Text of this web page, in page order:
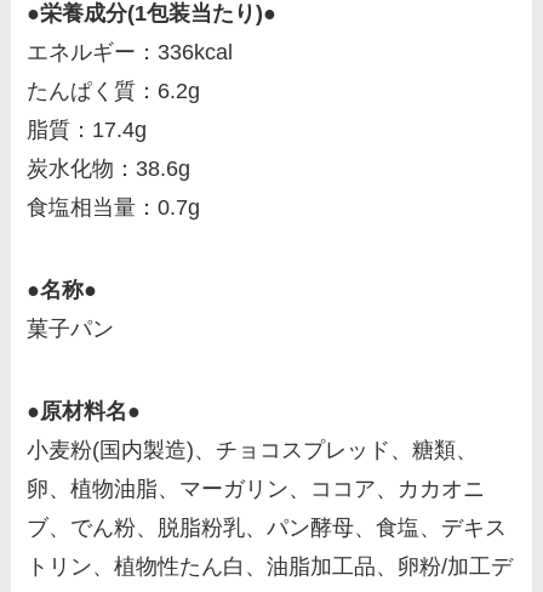
●栄養成分(1包装当たり)●
エネルギー：336kcal
たんぱく質：6.2g
脂質：17.4g
炭水化物：38.6g
食塩相当量：0.7g
●名称●
菓子パン
●原材料名●
小麦粉(国内製造)、チョコスプレッド、糖類、
卵、植物油脂、マーガリン、ココア、カカオニ
ブ、でん粉、脱脂粉乳、パン酵母、食塩、デキス
トリン、植物性たん白、油脂加工品、卵粉/加工デ